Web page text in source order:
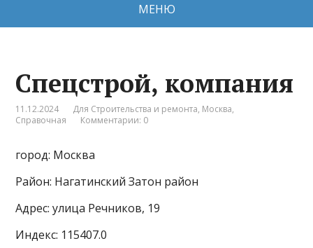
МЕНЮ
Спецстрой, компания
11.12.2024 Для Строительства и ремонта, Москва,
Справочная
Комментарии: 0
город: Москва
Район: Нагатинский Затон район
Адрес: улица Речников, 19
Индекс: 115407.0